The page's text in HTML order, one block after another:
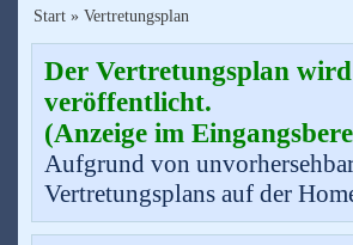
Start» Vertretungsplan
Der Vertretungsplan
veröffentlicht.
(Anzeige im
Aufgrund von
Vertretungsplans auf der